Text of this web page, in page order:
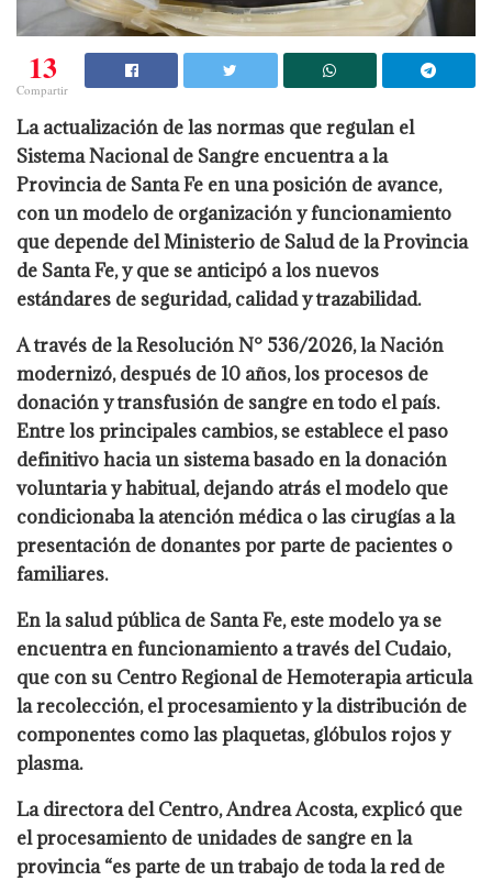
13
Compartir
La actualización de las normas que regulan el
Sistema Nacional de Sangre encuentra a la
Provincia de Santa Fe en una posición de avance,
con un modelo de organización y funcionamiento
que depende del Ministerio de Salud de la Provincia
de Santa Fe, y que se anticipó a los nuevos
estándares de seguridad, calidad y trazabilidad.
A través de la Resolución N° 536/2026, la Nación
modernizó, después de 10 años, los procesos de
donación y transfusión de sangre en todo el país.
Entre los principales cambios, se establece el paso
definitivo hacia un sistema basado en la donación
voluntaria y habitual, dejando atrás el modelo que
condicionaba la atención médica o las cirugías a la
presentación de donantes por parte de pacientes o
familiares.
En la salud pública de Santa Fe, este modelo ya se
encuentra en funcionamiento a través del Cudaio,
que con su Centro Regional de Hemoterapia articula
la recolección, el procesamiento y la distribución de
componentes como las plaquetas, glóbulos rojos y
plasma.
La directora del Centro, Andrea Acosta, explicó que
el procesamiento de unidades de sangre en la
provincia “es parte de un trabajo de toda la red de